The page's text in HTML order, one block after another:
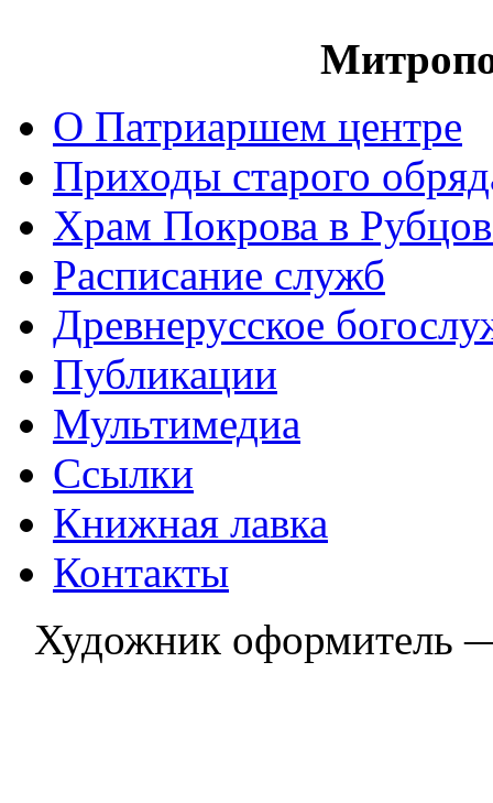
О Патриаршем центре
Приходы старого
Храм Покрова в
Расписание служб
Древнерусское
Публикации
Мультимедиа
Ссылки
Книжная лавка
Контакты
Художник оформитель